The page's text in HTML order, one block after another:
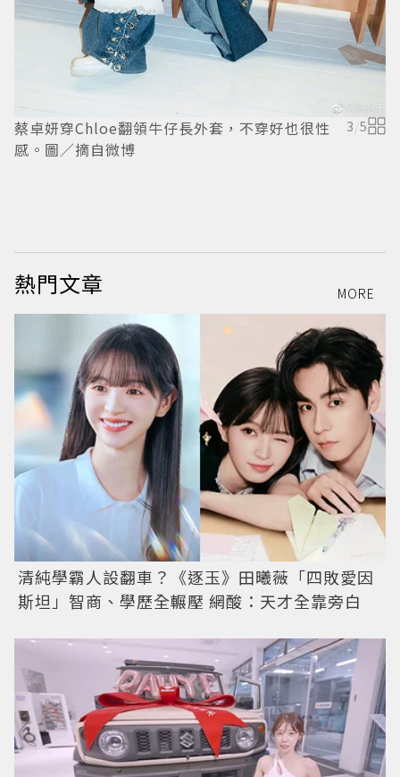
蔡卓妍穿Chloe翻領牛仔長外套，不穿好也很性
感。圖／摘自微博
3/5
熱門文章 MORE
清純學霸人設翻車？《逐玉》田曦薇「四敗愛因
斯坦」智商、學歷全輾壓 網酸：天才全靠旁白